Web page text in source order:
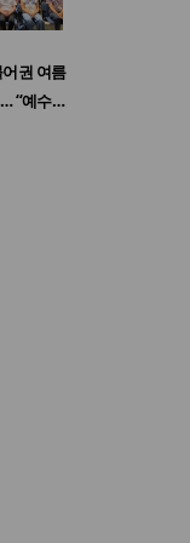
권 여름
“예수…